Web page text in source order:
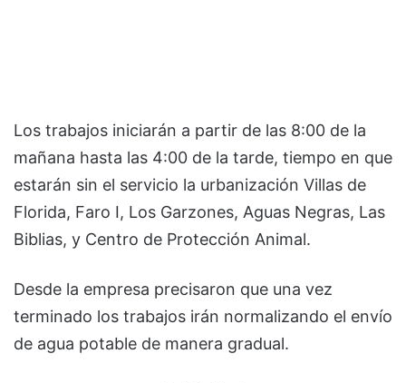
Los trabajos iniciarán a partir de las 8:00 de la
mañana hasta las 4:00 de la tarde, tiempo en que
estarán sin el servicio la urbanización Villas de
Florida, Faro I, Los Garzones, Aguas Negras, Las
Biblias, y Centro de Protección Animal.
Desde la empresa precisaron que una vez
terminado los trabajos irán normalizando el envío
de agua potable de manera gradual.